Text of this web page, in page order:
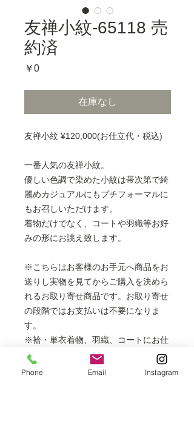
友禅小紋-65118 売
約済
￥0価
在庫なし
友禅小紋 ¥120,000(お仕立代・税込)
一番人気の友禅小紋。
優しい色調で染めた小紋は帯次第で綺
麗めカジュアルにもプチフォーマルに
もお召しいただけます。
着物だけでなく、コートや羽織等お好
みの形にお誂え致します。
※こちらはお客様のお手元へ商品をお
送りし実物を見てからご購入を決めら
れるお取り寄せ商品です。お取り寄せ
の段階ではお支払いは不要になりま
す。
※袷・単衣着物、羽織、コートにお仕
立てできます。
フルレングスの長コートは表示価格
Phone Email Instagram